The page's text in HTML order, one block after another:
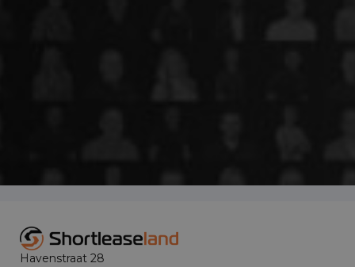
Havenstraat 28